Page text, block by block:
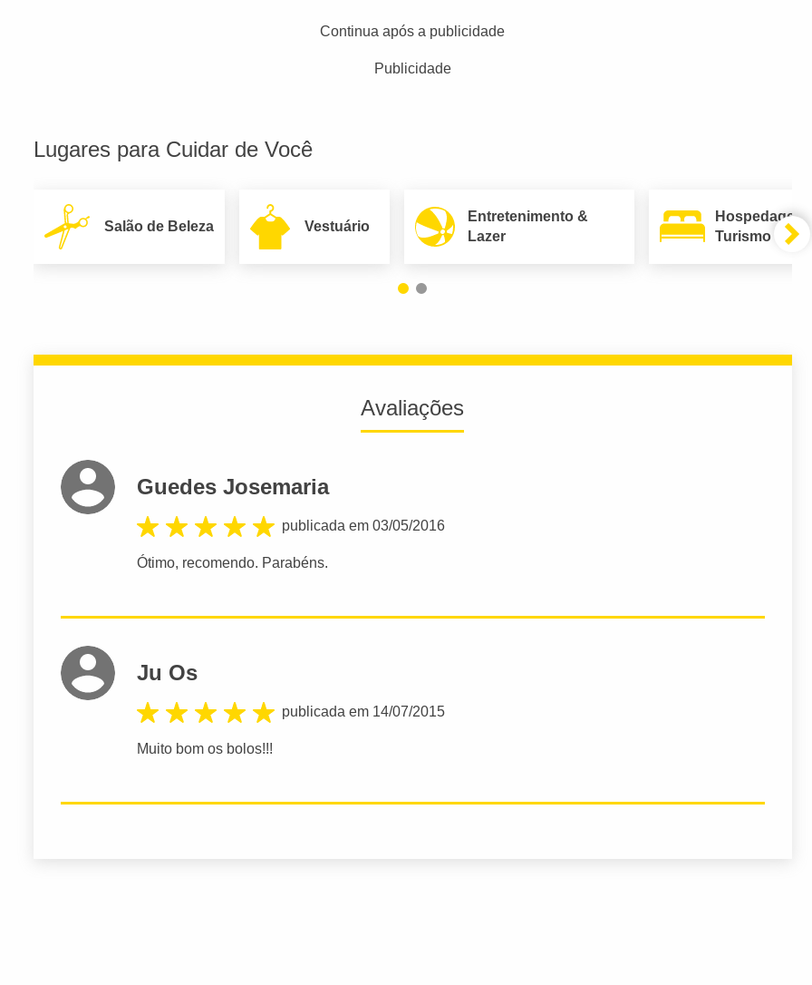
Continua após a publicidade
Publicidade
Lugares para Cuidar de Você
Salão de Beleza Vestuário
Entretenimento &
Lazer
Hospedagem
Turismo
Avaliações
Guedes Josemaria
publicada em 03/05/2016
Ótimo, recomendo. Parabéns.
Ju Os
publicada em 14/07/2015
Muito bom os bolos!!!